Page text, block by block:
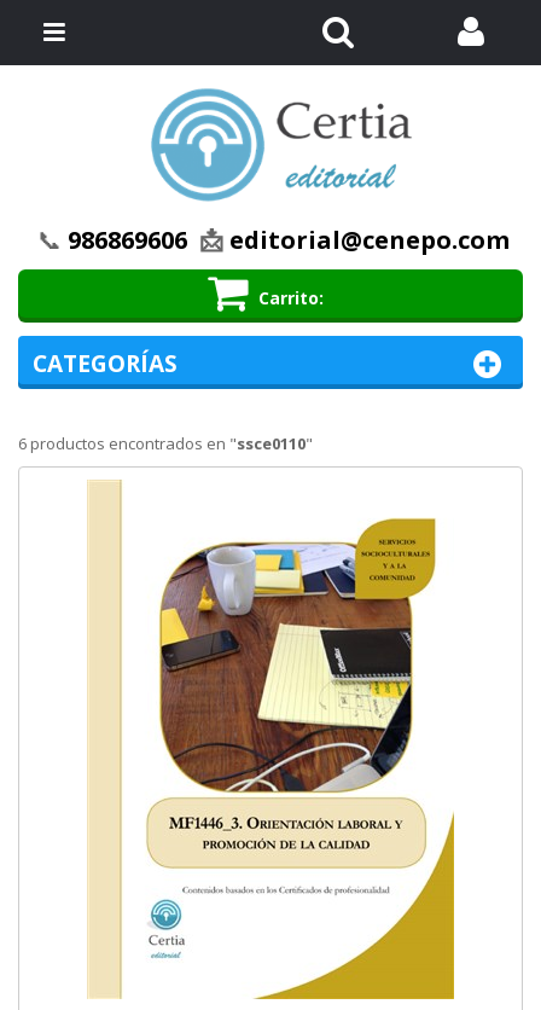
📞 986869606 📩 editorial@cenepo.com
Carrito
Menú
6 productos encontrados en "ssce0110"
CATEGORÍAS